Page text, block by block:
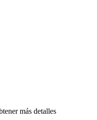
más detalles